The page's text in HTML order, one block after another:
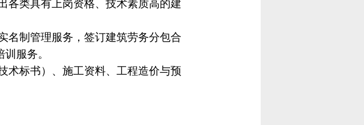
各类具有上岗资格、技术素质高的建
名制管理服务，签订建筑劳务分包合
服务。
术标书）、施工资料、工程造价与预